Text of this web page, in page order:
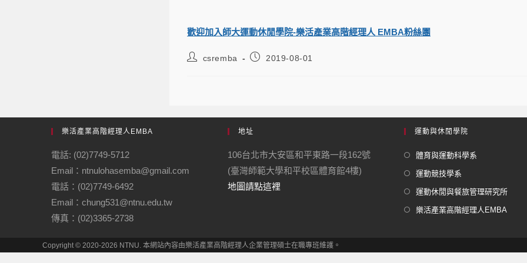
歡迎加入師大運動休閒學院-樂活產業高階經理人 EMBA粉絲團
csremba 2019-08-01
樂活產業高階經理人EMBA
電話: (02)7749-5712
Email：ntnulohasemba@gmail.com
電話：(02)7749-6492
Email：chung531@ntnu.edu.tw
傳真：(02)3365-2738
地址
106台北市大安區和平東路一段162號
(臺灣師範大學和平校區體育館4樓)
地圖請點這裡
運動與休閒學院
體育與運動科學系
運動競技學系
運動休閒與餐旅管理研究所
樂活產業高階經理人EMBA
Copyright © 2020-2026 NTNU. 本網站內容由樂活產業高階經理人企業管理碩士在職專班維護。